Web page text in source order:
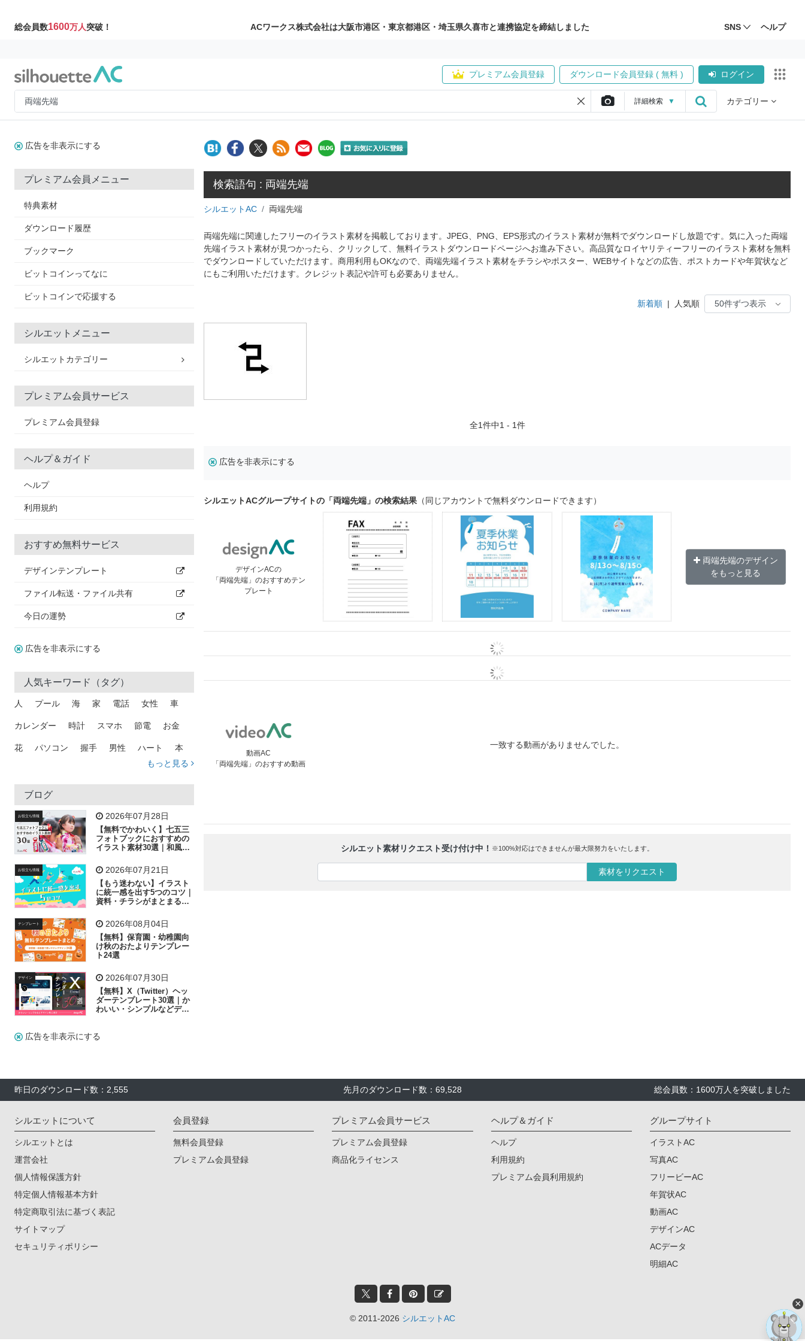
総会員数1600万人突破！ ACワークス株式会社は大阪市港区・東京都港区・埼玉県久喜市と連携協定を締結しました SNS ヘルプ
プレミアム会員登録 ダウンロード会員登録 ( 無料 ) ログイン
詳細検索 ▼ カテゴリー
広告を非表示にする
プレミアム会員メニュー
特典素材
ダウンロード履歴
ブックマーク
ビットコインってなに
ビットコインで応援する
シルエットメニュー
シルエットカテゴリー
プレミアム会員サービス
プレミアム会員登録
ヘルプ＆ガイド
ヘルプ
利用規約
おすすめ無料サービス
デザインテンプレート
ファイル転送・ファイル共有
今日の運勢
広告を非表示にする
人気キーワード（タグ）
人 プール 海 家 電話 女性 車
カレンダー 時計 スマホ 節電 お金
花 パソコン 握手 男性 ハート 本
トラック 木
吹き出し
飛行機 グラフ ビル 魚 家族 書類
歩く 工場 会社 太陽 キラキラ
子供 作業員 相談 ピクトグラム
もっと見る
ブログ
お役立ち情報 2026年07月28日
【無料でかわいく】七五三
フォトブックにおすすめの
イラスト素材30選｜和風の
お役立ち情報 2026年07月21日
【もう迷わない】イラスト
に統一感を出す5つのコツ｜
資料・チラシがまとまるフ
テンプレート 2026年08月04日
【無料】保育園・幼稚園向
け秋のおたよりテンプレー
ト24選
デザイン 2026年07月30日
【無料】X（Twitter）ヘッ
ダーテンプレート30選｜か
わいい・シンプルなどデザ
広告を非表示にする
検索語句 : 両端先端
シルエットAC 両端先端
両端先端に関連したフリーのイラスト素材を掲載しております。JPEG、PNG、EPS形式のイラスト素材が無料でダウンロードし放題です。気に入った両端
先端イラスト素材が見つかったら、クリックして、無料イラストダウンロードページへお進み下さい。高品質なロイヤリティーフリーのイラスト素材を無料
でダウンロードしていただけます。商用利用もOKなので、両端先端イラスト素材をチラシやポスター、WEBサイトなどの広告、ポストカードや年賀状など
にもご利用いただけます。クレジット表記や許可も必要ありません。
新着順 | 人気順
全1件中1 - 1件
広告を非表示にする
シルエットACグループサイトの「両端先端」の検索結果 （同じアカウントで無料ダウンロードできます）
デザインACの
「両端先端」のおすすめテン
プレート
両端先端のデザイン
をもっと見る
動画AC
「両端先端」のおすすめ動画
一致する動画がありませんでした。
シルエット素材リクエスト受け付け中！ ※100%対応はできませんが最大限努力をいたします。
素材をリクエスト
昨日のダウンロード数：2,555 先月のダウンロード数：69,528 総会員数：1600万人を突破しました
シルエットについて
シルエットとは
運営会社
個人情報保護方針
特定個人情報基本方針
特定商取引法に基づく表記
サイトマップ
セキュリティポリシー
会員登録
無料会員登録
プレミアム会員登録
プレミアム会員サービス
プレミアム会員登録
商品化ライセンス
ヘルプ＆ガイド
ヘルプ
利用規約
プレミアム会員利用規約
グループサイト
イラストAC
写真AC
フリービーAC
年賀状AC
動画AC
デザインAC
ACデータ
明細AC
© 2011-2026 シルエットAC
×